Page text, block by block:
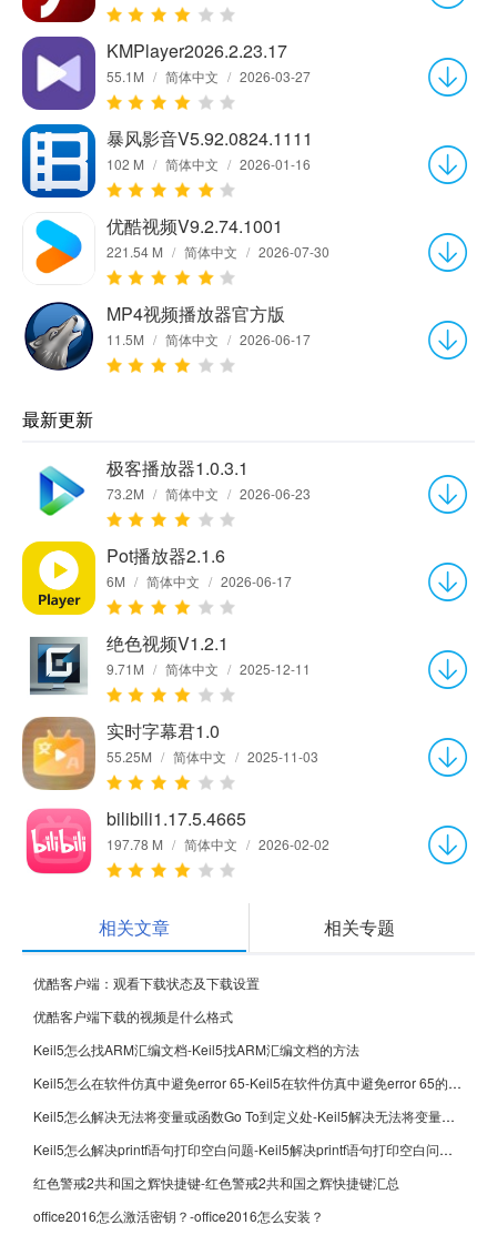
KMPlayer2026.2.23.17
55.1M / 简体中文 / 2026-03-27
暴风影音V5.92.0824.1111
102 M / 简体中文 / 2026-01-16
优酷视频V9.2.74.1001
221.54 M / 简体中文 / 2026-07-30
MP4视频播放器官方版
11.5M / 简体中文 / 2026-06-17
最新更新
极客播放器1.0.3.1
73.2M / 简体中文 / 2026-06-23
Pot播放器2.1.6
6M / 简体中文 / 2026-06-17
绝色视频V1.2.1
9.71M / 简体中文 / 2025-12-11
实时字幕君1.0
55.25M / 简体中文 / 2025-11-03
bilibili1.17.5.4665
197.78 M / 简体中文 / 2026-02-02
相关文章 相关专题
优酷客户端：观看下载状态及下载设置
优酷客户端下载的视频是什么格式
Keil5怎么找ARM汇编文档-Keil5找ARM汇编文档的方法
Keil5怎么在软件仿真中避免error 65-Keil5在软件仿真中避免error 65的方法
Keil5怎么解决无法将变量或函数Go To到定义处-Keil5解决无法将变量或函数Go To到定义处的方法
Keil5怎么解决printf语句打印空白问题-Keil5解决printf语句打印空白问题的方法
红色警戒2共和国之辉快捷键-红色警戒2共和国之辉快捷键汇总
office2016怎么激活密钥？-office2016怎么安装？